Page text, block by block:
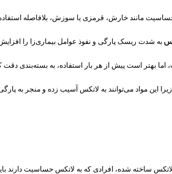
حساسیت مانند خارش، قرمزی یا سوزش، بلافاصله
به شدت ریسک پارگی و نفوذ عوامل بیماری‌زا را افزایش
تنگ کننده انار دابل کدکس تا 5 سال پس از تاریخ تولید معتبر است، اما بهتر است پیش
این مواد می‌توانند به لاتکس آسیب زده و منجر به
ساخته شده، افرادی که به لاتکس حساسیت دارند باید